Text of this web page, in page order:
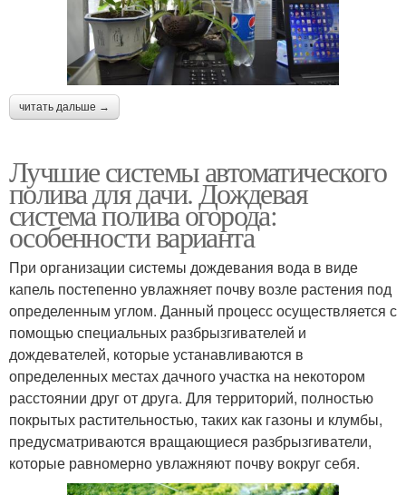
читать дальше →
Лучшие системы автоматического
полива для дачи. Дождевая
система полива огорода:
особенности варианта
При организации системы дождевания вода в виде
капель постепенно увлажняет почву возле растения под
определенным углом. Данный процесс осуществляется с
помощью специальных разбрызгивателей и
дождевателей, которые устанавливаются в
определенных местах дачного участка на некотором
расстоянии друг от друга. Для территорий, полностью
покрытых растительностью, таких как газоны и клумбы,
предусматриваются вращающиеся разбрызгиватели,
которые равномерно увлажняют почву вокруг себя.